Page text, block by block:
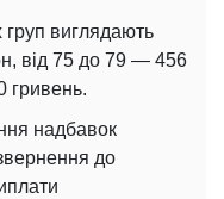
груп виглядають
від 75 до 79 — 456
гривень.
надбавок
до